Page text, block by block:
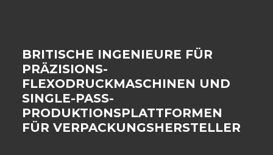
BRITISCHE INGENIEURE FÜR
PRÄZISIONS-
FLEXODRUCKMASCHINEN UND
SINGLE-PASS-
PRODUKTIONSPLATTFORMEN
FÜR VERPACKUNGSHERSTELLER